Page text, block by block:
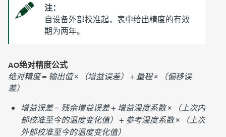
注：
自设备外部校准起，表中给出精度的有效
期为两年。
AO绝对精度公式
绝对精度=输出值× （增益误差） + 量程×
（偏移误
差）
增益误差=残余增益误差+ 增益温度系数×
（上次内
部校准至今的温度变化值） + 参考温度系数×
（上次
外部校准至今的温度变化值）